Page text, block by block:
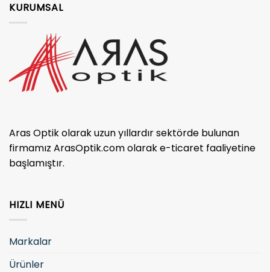
KURUMSAL
Aras Optik olarak uzun yıllardır sektörde bulunan
firmamız ArasOptik.com olarak e-ticaret faaliyetine
başlamıştır.
HIZLI MENÜ
Markalar
Ürünler